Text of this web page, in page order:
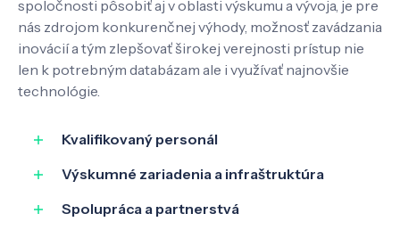
spoločnosti pôsobiť aj v oblasti výskumu a vývoja, je pre
nás zdrojom konkurenčnej výhody, možnosť zavádzania
inovácií a tým zlepšovať širokej verejnosti prístup nie
len k potrebným databázam ale i využívať najnovšie
technológie.
Kvalifikovaný personál
Výskumné zariadenia a infraštruktúra
Spolupráca a partnerstvá